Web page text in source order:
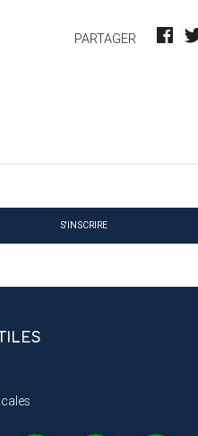
PARTAGER
S'INSCRIRE